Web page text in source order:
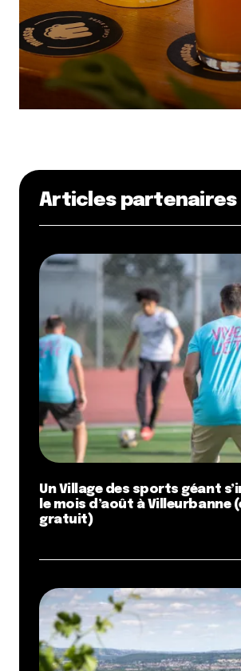
Articles partenaires
Un Village des sports géant
le mois d’août à Villeurbanne
gratuit)